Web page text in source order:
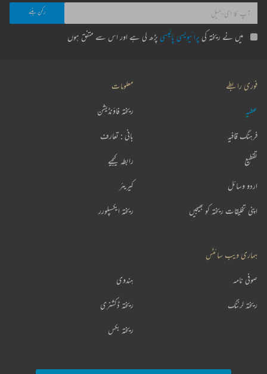
میں نے ریختہ کی پرائیویسی پالیسی پڑھ لی ہے اور اس سے متفق ہوں
فوری رابطے
عطیہ
فرہنگ قافیہ
تقطیع
اردو وسائل
اپنی تخلیقات ریختہ کو بھیجیں
معلومات
ریختہ فاؤنڈیشن
بانی : تعارف
رابطہ کیجیے
کیریئر
ریختہ ایکسپلورر
ہماری ویب سائٹس
ہندوی صوفی نامہ
ریختہ ڈکشنری ریختہ لرننگ
ریختہ بکس